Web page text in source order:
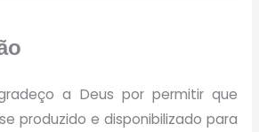
a Deus por permitir que
produzido e disponibilizado para